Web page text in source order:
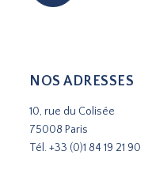
NOS ADRESSES
10, rue du Colisée
75008 Paris
Tél.+33 (0)1 84 19 21 90